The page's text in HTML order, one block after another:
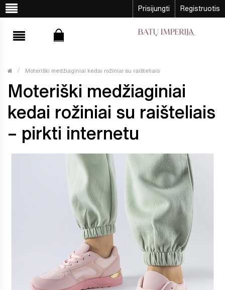
Prisijungti Registruotis
Moteriški medžiaginiai kedai rožiniai su raišteliais
Moteriški medžiaginiai
kedai rožiniai su raišteliais
– pirkti internetu